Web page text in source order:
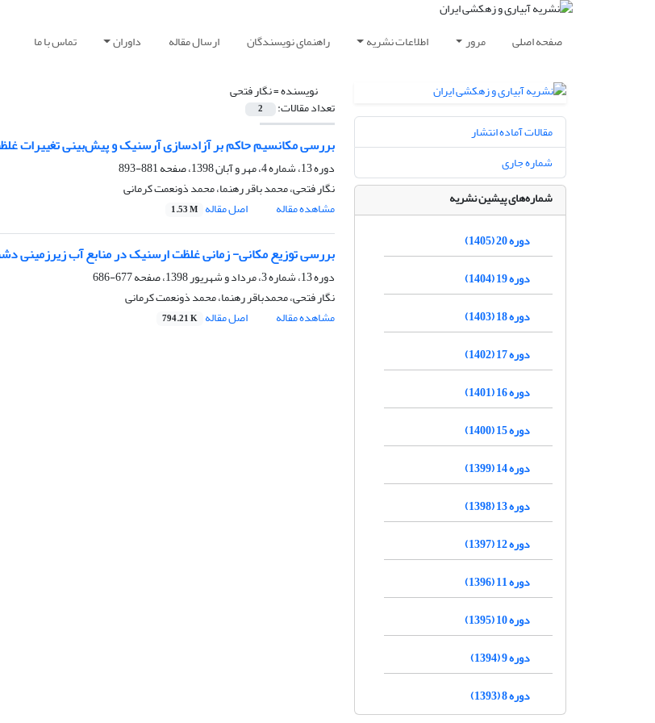
صفحه اصلی مرور اطلاعات نشریه راهنمای نویسندگان ارسال مقاله داوران تماس با ما
نویسنده =نگار فتحی
تعداد مقالات: 2
بررسی مکانسیم حاکم بر آزادسازی آرسنیک و پیش‌بینی تغییرات
دوره 13، شماره 4، مهر و آبان 1398، صفحه
881-893
نگار فتحی، محمد باقر رهنما، محمد ذونعمت کرمانی
مشاهده مقاله
اصل مقاله 1.53 M
بررسی توزیع مکانی- زمانی غلظت ارسنیک در منابع آب زیرزمینی
دوره 13، شماره 3، مرداد و شهریور 1398، صفحه
677-686
نگار فتحی، محمدباقر رهنما، محمد ذونعمت کرمانی
مشاهده مقاله
اصل مقاله 794.21 K
مقالات آماده انتشار
شماره جاری
شماره‌های پیشین نشریه
دوره 20 (1405)
دوره 19 (1404)
دوره 18 (1403)
دوره 17 (1402)
دوره 16 (1401)
دوره 15 (1400)
دوره 14 (1399)
دوره 13 (1398)
دوره 12 (1397)
دوره 11 (1396)
دوره 10 (1395)
دوره 9 (1394)
دوره 8 (1393)